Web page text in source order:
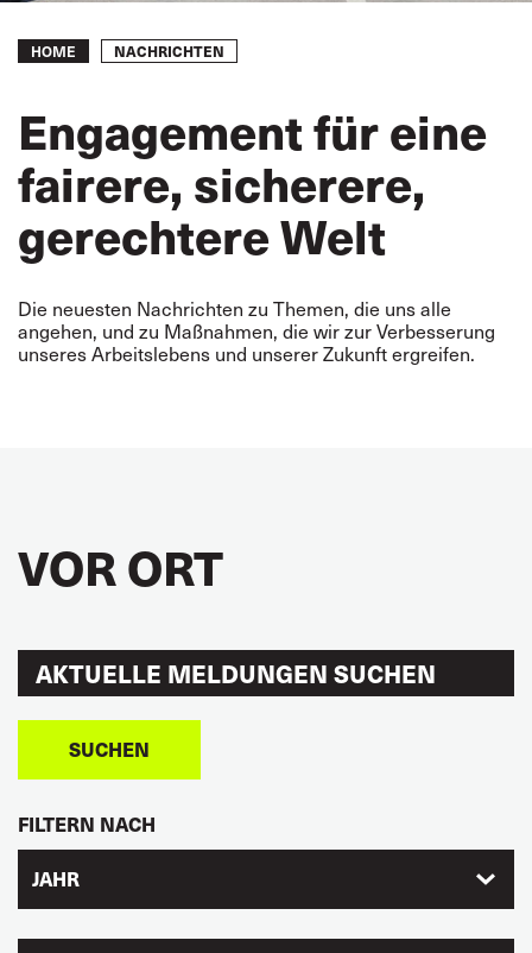
Breadcrumb
HOME NACHRICHTEN
Engagement für eine
fairere, sicherere,
gerechtere Welt
Die neuesten Nachrichten zu Themen, die uns alle
angehen, und zu Maßnahmen, die wir zur Verbesserung
unseres Arbeitslebens und unserer Zukunft ergreifen.
VOR ORT
SUCHEN
FILTERN NACH
JAHR